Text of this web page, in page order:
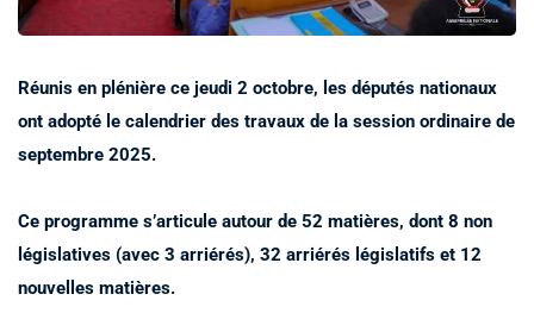
Réunis en plénière ce jeudi 2 octobre, les députés nationaux
ont adopté le calendrier des travaux de la session ordinaire de
septembre 2025.
Ce programme s’articule autour de 52 matières, dont 8 non
législatives (avec 3 arriérés), 32 arriérés législatifs et 12
nouvelles matières.